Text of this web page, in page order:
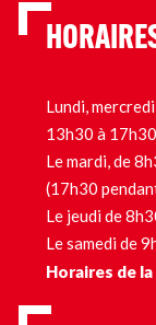
Lundi,
13h30 à 17h30
Le mardi, de
(17h30
Le jeudi de
Le samedi de
Horaires de